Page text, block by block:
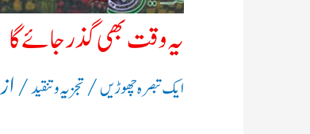
یہ وقت بھی گذر جائے گا
ایک تبصرہ چھوڑیں/تجزیہ و تنقید/ از